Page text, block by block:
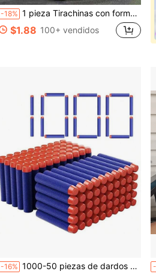
-18% 1 pieza Tirachinas con forma de águila de metal, tirachinas de acero inoxidable de alta potencia para exteriores con bandas de goma planas de precisión
$1.88 100+ vendidos
-16% 1000-50 piezas de dardos de punta redonda azul sólido de 7.2cm para recarga de blásters de la serie, accesorios de pistola de juguete